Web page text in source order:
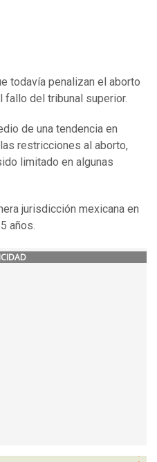
todavía penalizan el aborto
fallo del tribunal superior.
de una tendencia en
restricciones al aborto,
limitado en algunas
jurisdicción mexicana en
años.